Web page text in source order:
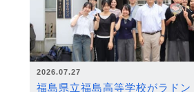
2026.07.27
福島県立福島高等学校がラドン